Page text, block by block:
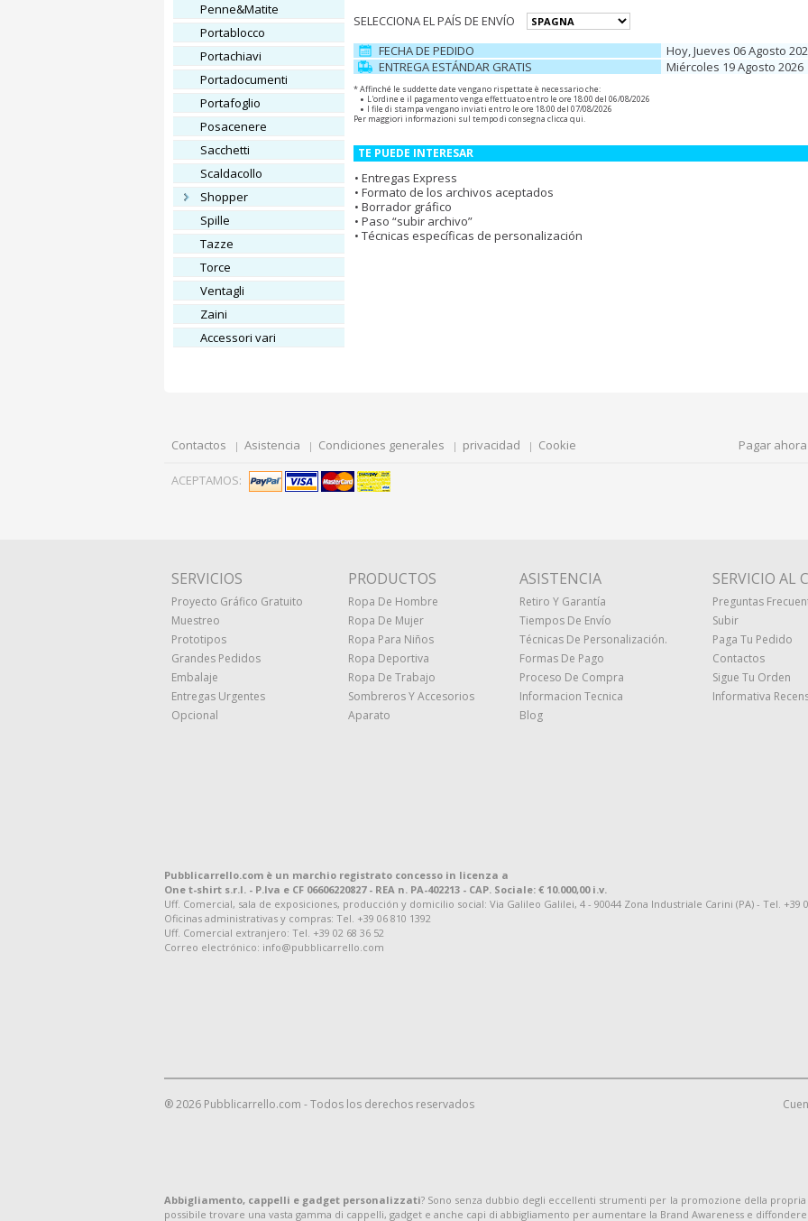
Penne&Matite
Portablocco
Portachiavi
Portadocumenti
Portafoglio
Posacenere
Sacchetti
Scaldacollo
Shopper
Spille
Tazze
Torce
Ventagli
Zaini
Accessori vari
SELECCIONA EL PAÍS DE ENVÍO
FECHA DE PEDIDO
Hoy, Jueves 06 Agosto
ENTREGA ESTÁNDAR GRATIS
Miércoles 19 Agosto 2026
* Affinché le suddette date vengano rispettate è necessario che:
L'ordine e il pagamento venga effettuato entro le ore 18:00 del 06/08/2026
I file di stampa vengano inviati entro le ore 18:00 del 07/08/2026
Per maggiori informazioni sul tempo di consegna clicca qui.
TE PUEDE INTERESAR
Entregas Express
Formato de los archivos aceptados
Borrador gráfico
Paso “subir archivo”
Técnicas específicas de personalización
Contactos Asistencia Condiciones generales privacidad Cookie Pagar ahora
ACEPTAMOS:
SERVICIOS
Proyecto Gráfico Gratuito
Muestreo
Prototipos
Grandes Pedidos
Embalaje
Entregas Urgentes
Opcional
PRODUCTOS
Ropa De Hombre
Ropa De Mujer
Ropa Para Niños
Ropa Deportiva
Ropa De Trabajo
Sombreros Y Accesorios
Aparato
ASISTENCIA
Retiro Y Garantía
Tiempos De Envío
Técnicas De Personalización.
Formas De Pago
Proceso De Compra
Informacion Tecnica
Blog
SERVICIO AL
Preguntas
Subir
Paga Tu Pedido
Contactos
Sigue Tu Orden
Informativa
Pubblicarrello.com è un marchio registrato concesso in licenza a
One t-shirt s.r.l. - P.Iva e CF 06606220827 - REA n. PA-402213 - CAP. Sociale: € 10.000,00 i.v.
Uff. Comercial, sala de exposiciones, producción y domicilio social: Via Galileo Galilei, 4 - 90044 Zona Industriale Carini (PA) - Tel. +39
Oficinas administrativas y compras: Tel. +39 06 810 1392
Uff. Comercial extranjero: Tel. +39 02 68 36 52
Correo electrónico: info@pubblicarrello.com
® 2026 Pubblicarrello.com - Todos los derechos reservados
Abbigliamento, cappelli e gadget personalizzati? Sono senza dubbio degli eccellenti strumenti per la promozione della
possibile trovare una vasta gamma di cappelli, gadget e anche capi di abbigliamento per aumentare la Brand Awareness e